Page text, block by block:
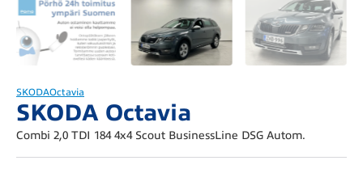
SKODAOctavia
SKODA Octavia
Combi 2,0 TDI 184 4x4 Scout BusinessLine DSG Autom.